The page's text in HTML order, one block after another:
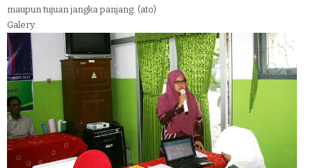
maupun tujuan jangka panjang. (ato)
Galery: